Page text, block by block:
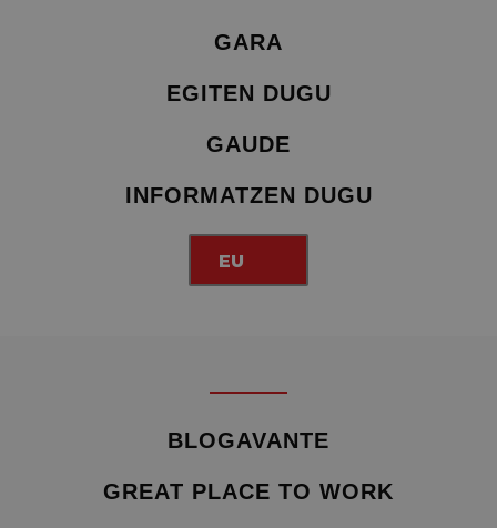
GARA
EGITEN DUGU
GAUDE
INFORMATZEN DUGU
EU
BLOGAVANTE
GREAT PLACE TO WORK